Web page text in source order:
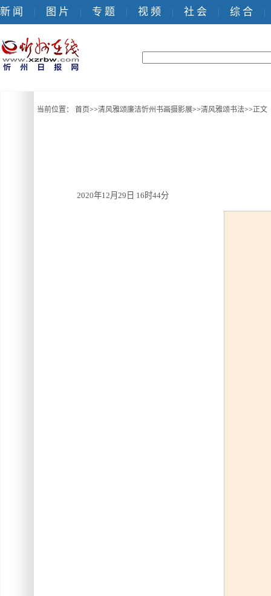
新 闻 | 图 片 | 专 题 | 视 频 | 社 会 | 综 合 |
当前位置： 首页>>清风雅颂廉洁忻州书画摄影展>>清风雅颂书法>>正文
2020年12月29日 16时44分